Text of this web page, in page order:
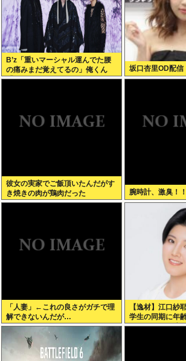
B’z「重いマーシャル運んでた腰
の痛みまだ覚えてるの」俺くん
「マーシャルって何？ 」
坂口杏里OD配信
彼女の実家でご飯頂いたんだがす
き焼きの肉が鶏肉だった
腕時計、激臭！！
「人妻」←これの良さがガチで理
解できないんだが…
【逸材】江口紗
学生の同期に年
いように気を遣